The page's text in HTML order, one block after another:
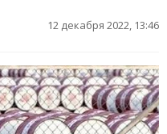
12 декабря 2022, 13:46